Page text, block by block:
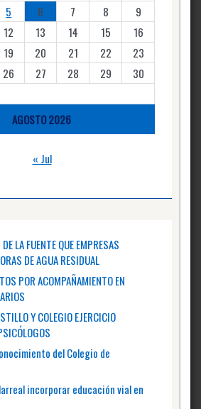
AGOSTO 2026
5 6 7 8
9
12 13 14 15
16
19 20 21 22
23
26 27 28 29
30
« Jul
LA FUENTE QUE EMPRESAS
DE AGUA RESIDUAL
POR ACOMPAÑAMIENTO EN
Y COLEGIO EJERCICIO
del Colegio de
incorporar educación vial en